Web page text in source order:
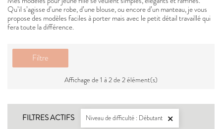
Qu’il s’agisse d’une robe, d’une blouse, ou encore d’un manteau, je vous
propose des modèles faciles à porter mais avec le petit détail travaillé qui
fera toute la différence.
Filtre
Affichage de 1 à 2 de 2 élément(s)
FILTRES ACTIFS Niveau de difficulté : Débutant 